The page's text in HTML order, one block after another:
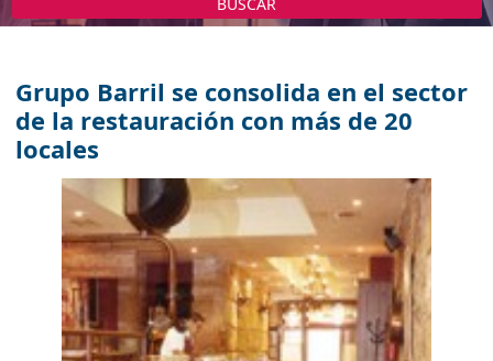
Grupo Barril se consolida en el sector
de la restauración con más de 20
locales